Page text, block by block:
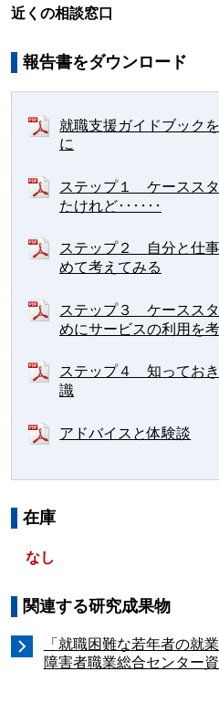
近くの相談窓口
報告書をダウンロード
就職支援ガイドブック
に
ステップ１ ケースス
たけれど･･････
ステップ２ 自分と仕
めて考えてみる
ステップ３ ケースス
めにサービスの利用を考
ステップ４ 知ってお
識
アドバイスと体験談
在庫
なし
関連する研究成果物
「就職困難な若年者の就
障害者職業総合センター